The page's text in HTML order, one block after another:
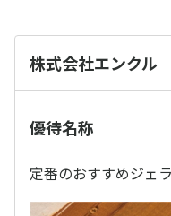
株式会社エンクル
優待名称
定番のおすすめジェ